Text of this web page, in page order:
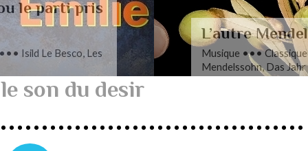
L’autre Mendelssohn
Musique ••• Classique ••• Fanny
Mendelssohn, Das Jahr
le son du desir